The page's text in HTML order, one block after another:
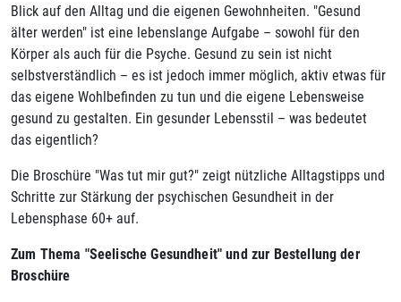
Blick auf den Alltag und die eigenen Gewohnheiten. "Gesund
älter werden" ist eine lebenslange Aufgabe – sowohl für den
Körper als auch für die Psyche. Gesund zu sein ist nicht
selbstverständlich – es ist jedoch immer möglich, aktiv etwas für
das eigene Wohlbefinden zu tun und die eigene Lebensweise
gesund zu gestalten. Ein gesunder Lebensstil – was bedeutet
das eigentlich?
Die Broschüre "Was tut mir gut?" zeigt nützliche Alltagstipps und
Schritte zur Stärkung der psychischen Gesundheit in der
Lebensphase 60+ auf.
Zum Thema "Seelische Gesundheit" und zur Bestellung der
Broschüre